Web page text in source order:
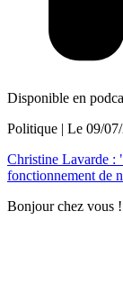
Disponible en
Politique | Le 09/
Christine Lavarde :
fonctionnement de
Bonjour chez vous !